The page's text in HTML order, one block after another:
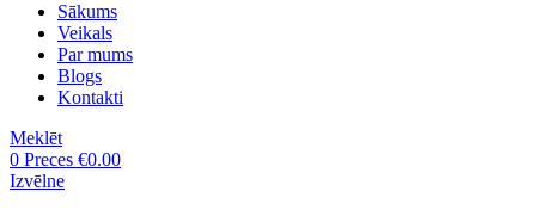
Sākums
Veikals
Par mums
Blogs
Kontakti
Meklēt
0 Preces €0.00
Izvēlne